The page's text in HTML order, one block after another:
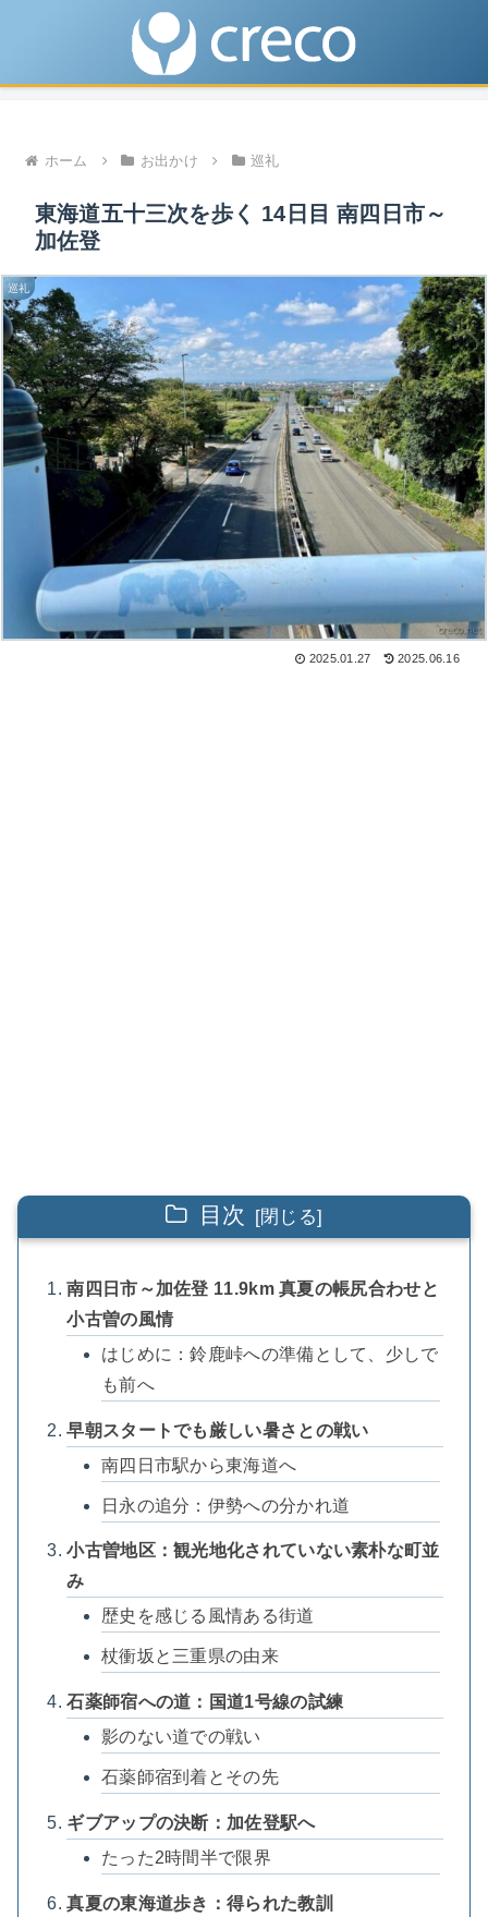
ホーム お出かけ 巡礼
東海道五十三次を歩く 14日目 南四日市～
加佐登
巡礼
2025.01.27 2025.06.16
目次
南四日市～加佐登 11.9km 真夏の帳尻合わせと
小古曽の風情
はじめに：鈴鹿峠への準備として、少しで
も前へ
早朝スタートでも厳しい暑さとの戦い
南四日市駅から東海道へ
日永の追分：伊勢への分かれ道
小古曽地区：観光地化されていない素朴な町並
み
歴史を感じる風情ある街道
杖衝坂と三重県の由来
石薬師宿への道：国道1号線の試練
影のない道での戦い
石薬師宿到着とその先
ギブアップの決断：加佐登駅へ
たった2時間半で限界
真夏の東海道歩き：得られた教訓